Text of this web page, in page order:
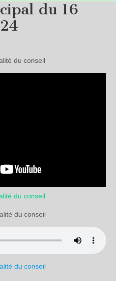
du 16
du conseil
du conseil
du conseil
du conseil